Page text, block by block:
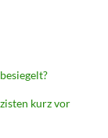
kurz vor